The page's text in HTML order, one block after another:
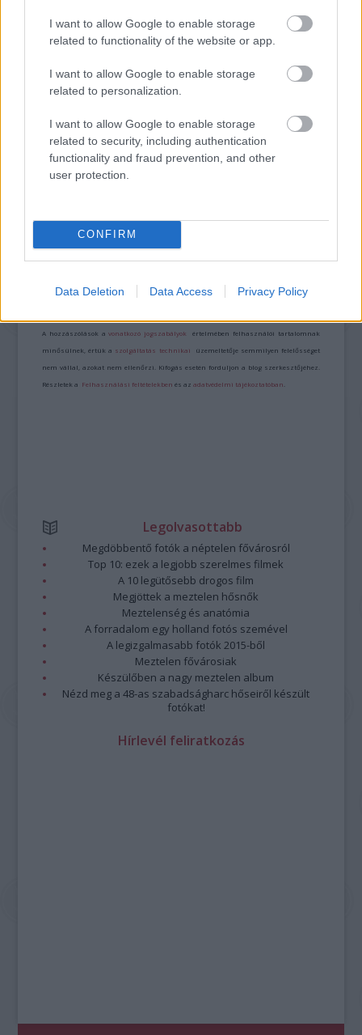
I want to allow Google to enable storage
related to functionality of the website or app.
I want to allow Google to enable storage
related to personalization.
I want to allow Google to enable storage
related to security, including authentication
functionality and fraud prevention, and other
user protection.
CONFIRM
Data Deletion Data Access Privacy Policy
A bejegyzés trackback címe:
https://kulturpart.hu/api/trackback/id/7823118
A hozzászólások avonatkozó jogszabályok értelmében felhasználói tartalomnak
minősülnek, értük a szolgáltatás technikai üzemeltetője semmilyen felelősséget
nem vállal, azokat nem ellenőrzi. Kifogás esetén forduljon a blog szerkesztőjéhez.
Részletek a Felhasználási feltételekben és azadatvédelmi tájékoztatóban
Legolvasottabb
Megdöbbentő fotók a néptelen fővárosról
Top 10: ezek a legjobb szerelmes filmek
A 10 legütősebb drogos film
Megjöttek a meztelen hősnők
Meztelenség és anatómia
A forradalom egy holland fotós szemével
A legizgalmasabb fotók 2015-ből
Meztelen fővárosiak
Készülőben a nagy meztelen album
Nézd meg a 48-as szabadságharc hőseiről készült
fotókat!
Hírlevél feliratkozás